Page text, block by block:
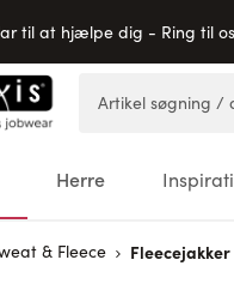
til at hjælpe dig - Ring til
Herre
& Fleece Fleecejakker